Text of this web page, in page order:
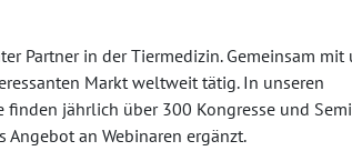
Partner in der Tiermedizin. Gemeinsam mit
Markt weltweit tätig. In unseren
jährlich über 300 Kongresse und
an Webinaren ergänzt.